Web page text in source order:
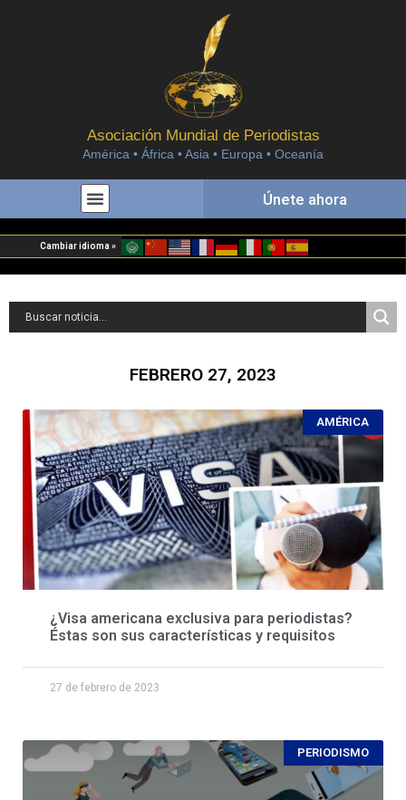
Asociación Mundial de Periodistas
América • África • Asia • Europa • Oceanía
Únete ahora
Cambiar idioma »
FEBRERO 27, 2023
AMÉRICA
¿Visa americana exclusiva para periodistas?
Éstas son sus características y requisitos
27 de febrero de 2023
PERIODISMO